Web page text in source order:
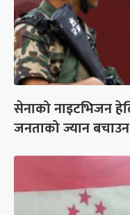
सेनाको नाइटभिजन
जनताको ज्यान